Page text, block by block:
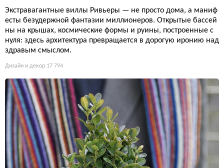
Экстравагантные виллы Ривьеры — не просто дома, а маниф
есты безудержной фантазии миллионеров. Открытые бассей
ны на крышах, космические формы и руины, построенные с
нуля: здесь архитектура превращается в дорогую иронию над
здравым смыслом.
Дизайн и декор 17 794